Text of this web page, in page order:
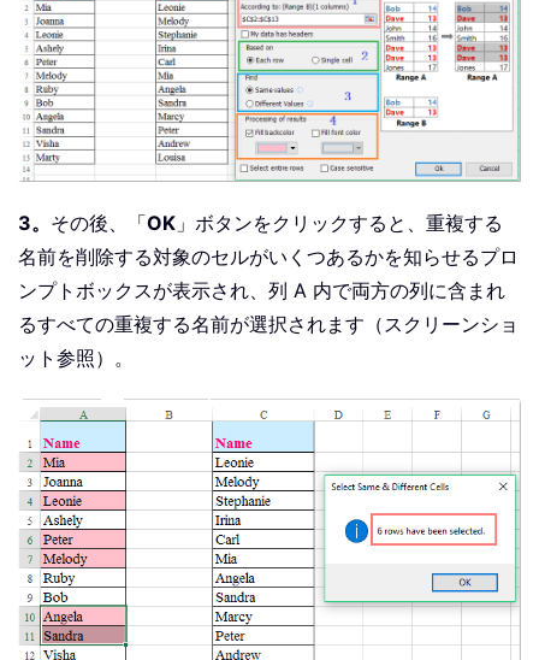
3。 その後、「OK 」ボタンをクリックすると、重複する
名前を削除する対象のセルがいくつあるかを知らせるプロ
ンプトボックスが表示され、列 A 内で両方の列に含まれ
るすべての重複する名前が選択されます（スクリーンショ
ット参照）。